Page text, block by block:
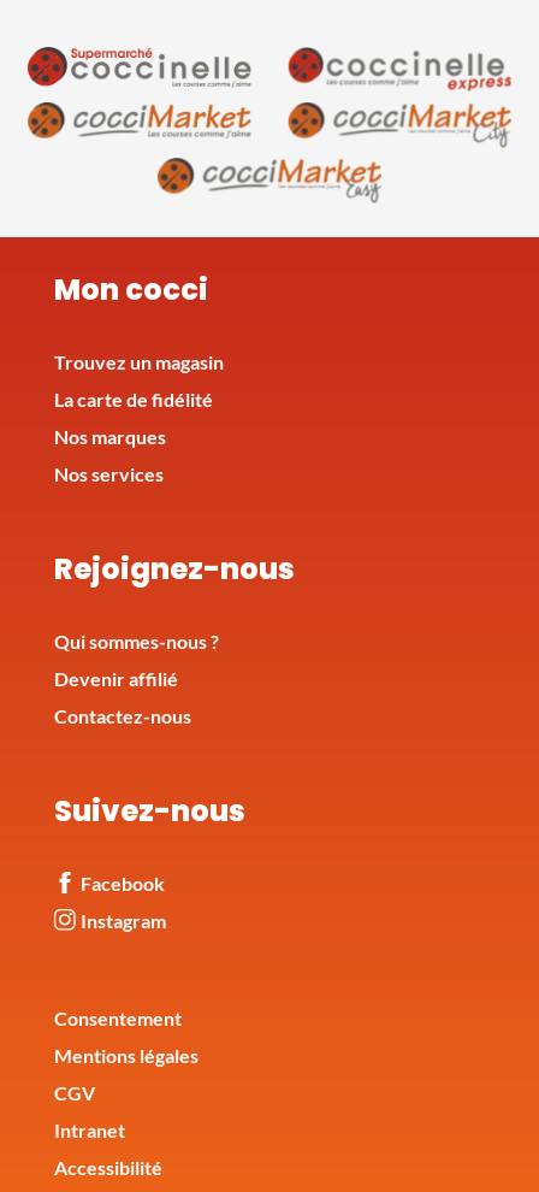
Mon cocci
Trouvez un magasin
La carte de fidélité
Nos marques
Nos services
Rejoignez-nous
Qui sommes-nous ?
Devenir affilié
Contactez-nous
Suivez-nous
Facebook
Instagram
Corporate
Consentement
Mentions légales
CGV
Intranet
Accessibilité